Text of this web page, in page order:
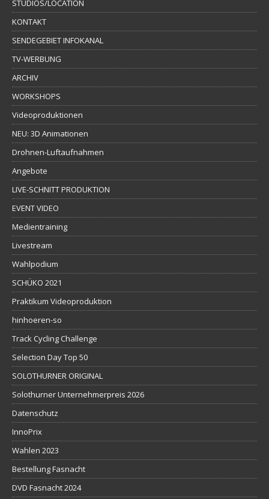
STUDIOS/LOCATION
KONTAKT
SENDEGEBIET INFOKANAL
TV-WERBUNG
ARCHIV
WORKSHOPS
Videoproduktionen
NEU: 3D Animationen
Drohnen-Luftaufnahmen
Angebote
LIVE-SCHNITT PRODUKTION
EVENT VIDEO
Medientraining
Livestream
Wahlpodium
SCHÜKO 2021
Praktikum Videoproduktion
hinhoeren-so
Track Cycling Challenge
Selection Day Top 50
SOLOTHURNER ORIGINAL
Solothurner Unternehmerpreis 2026
Datenschutz
InnoPrix
Wahlen 2023
Bestellung Fasnacht
DVD Fasnacht 2024